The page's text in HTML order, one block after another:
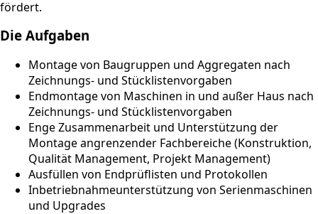
fördert.
Die Aufgaben
Montage von Baugruppen und Aggregaten nach
Zeichnungs- und Stücklistenvorgaben
Endmontage von Maschinen in und außer Haus nach
Zeichnungs- und Stücklistenvorgaben
Enge Zusammenarbeit und Unterstützung der
Montage angrenzender Fachbereiche (Konstruktion,
Qualität Management, Projekt Management)
Ausfüllen von Endprüflisten und Protokollen
Inbetriebnahmeunterstützung von Serienmaschinen
und Upgrades